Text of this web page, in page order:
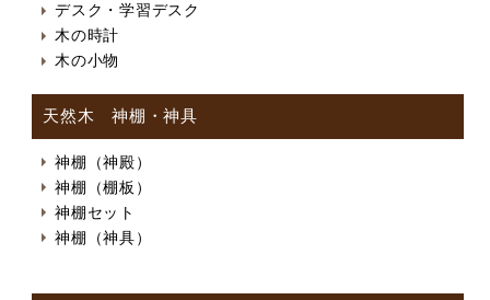
デスク・学習デスク
木の時計
木の小物
天然木 神棚・神具
神棚（神殿）
神棚（棚板）
神棚セット
神棚（神具）